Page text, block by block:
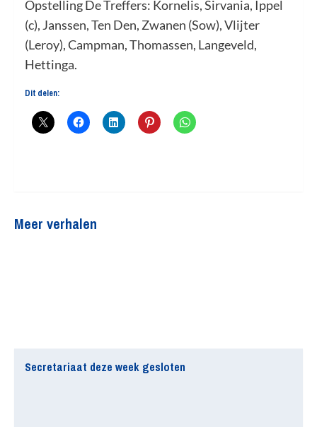
Opstelling De Treffers: Kornelis, Sirvania, Ippel
(c), Janssen, Ten Den, Zwanen (Sow), Vlijter
(Leroy), Campman, Thomassen, Langeveld,
Hettinga.
Dit delen:
Meer verhalen
Secretariaat deze week gesloten